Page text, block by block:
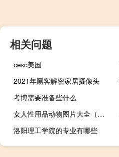
相关问题
секс美国
2021年黑客解密家居摄像头
考博需要准备些什么
女人性用品动物图片大全（女人性用品动物）
洛阳理工学院的专业有哪些